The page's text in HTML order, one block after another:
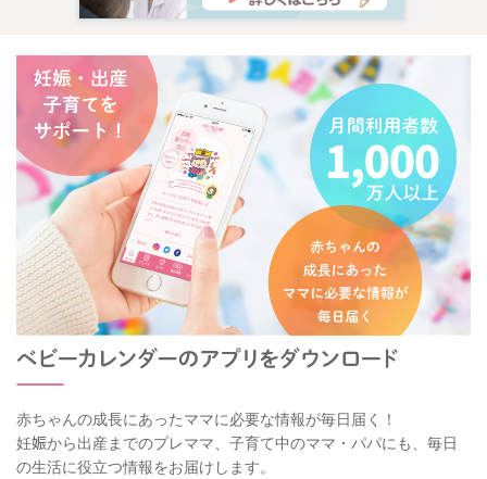
赤ちゃんの成長にあったママに必要な情報が毎日届く！
妊娠から出産までのプレママ、子育て中のママ・パパにも、毎日
の生活に役立つ情報をお届けします。